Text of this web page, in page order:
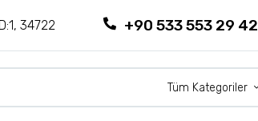
34722 +90 533 553 29 42
Tüm Kategoriler